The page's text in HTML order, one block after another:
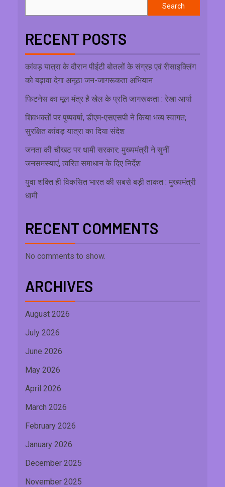
Search
RECENT POSTS
कांवड़ यात्रा के दौरान पीईटी बोतलों के संग्रह एवं रीसाइक्लिंग
को बढ़ावा देगा अनूठा जन-जागरूकता अभियान
फिटनेस का मूल मंत्र है खेल के प्रति जागरूकता : रेखा आर्या
शिवभक्तों पर पुष्पवर्षा, डीएम-एसएसपी ने किया भव्य स्वागत;
सुरक्षित कांवड़ यात्रा का दिया संदेश
जनता की चौखट पर धामी सरकार: मुख्यमंत्री ने सुनीं
जनसमस्याएं, त्वरित समाधान के दिए निर्देश
युवा शक्ति ही विकसित भारत की सबसे बड़ी ताकत : मुख्यमंत्री
धामी
RECENT COMMENTS
No comments to show.
ARCHIVES
August 2026
July 2026
June 2026
May 2026
April 2026
March 2026
February 2026
January 2026
December 2025
November 2025